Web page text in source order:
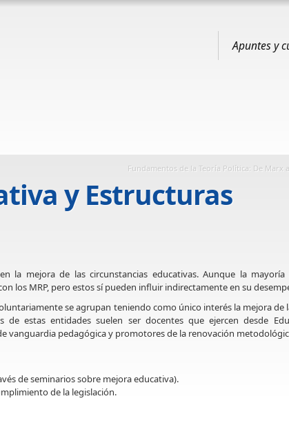
Apuntes y
Fundamentos de la Teoría Política: De Marx
y Estructuras
la mejora de las circunstancias educativas. Aunque la
los MRP, pero estos sí pueden influir indirectamente en su
se agrupan teniendo como único interés la mejora de
de estas entidades suelen ser docentes que ejercen desde
vanguardia pedagógica y promotores de la renovación
de seminarios sobre mejora educativa).
de la legislación.